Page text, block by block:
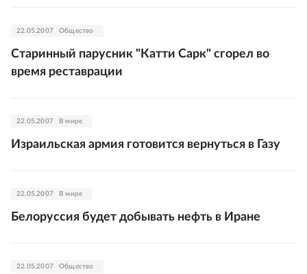
22.05.2007 Общество
Старинный парусник "Катти Сарк" сгорел во
время реставрации
22.05.2007 В мире
Израильская армия готовится вернуться в Газу
22.05.2007 В мире
Белоруссия будет добывать нефть в Иране
22.05.2007 Общество